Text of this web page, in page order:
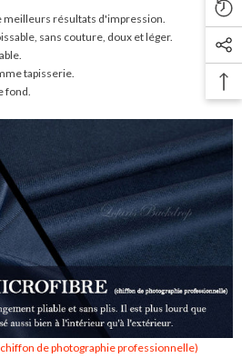
meilleurs résultats d'impression.
sans couture, doux et léger.
tapisserie.
fond.
de photographie professionnelle)